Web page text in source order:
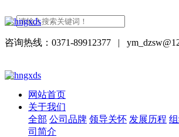
咨询热线：0371-89912377 |
网站首页
关于我们
全部 公司品牌 领导关怀 发展历程
司简介